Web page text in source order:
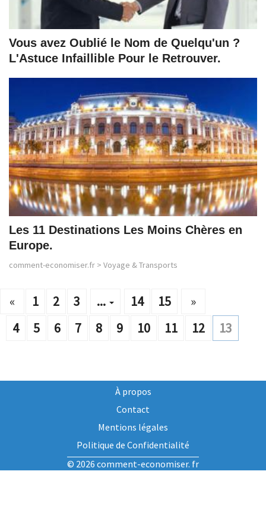
Vous avez Oublié le Nom de Quelqu'un ?
L'Astuce Infaillible Pour le Retrouver.
Les 11 Destinations Les Moins Chères en
Europe.
comment-economiser.fr > Voyage & Transports
« 1 2 3
...
4
5 6 7 8 9 10 11 12 13
14 15 »
À propos
Contact
Mentions légales
Politique de Confidentialité
© 2026 comment-economiser. fr